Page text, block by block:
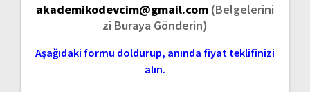
akademikodevcim@gmail.com (Belgelerini
zi Buraya Gönderin)
Aşağıdaki formu doldurup, anında fiyat teklifinizi
alın.